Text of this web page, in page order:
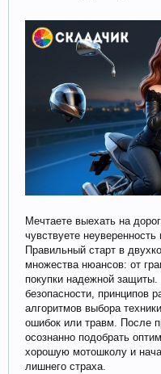
Мечтаете выехать на
чувствуете
Правильный старт в
множества нюансов: от
покупки надежной
безопасности, принципов
алгоритмов выбора
ошибок или травм. После
осознанно подобрать
хорошую мотошколу и
лишнего страха.